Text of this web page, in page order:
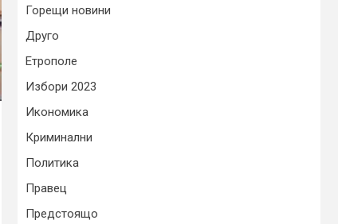
Горещи новини
Друго
Етрополе
Избори 2023
Икономика
Криминални
Политика
Правец
Предстоящо